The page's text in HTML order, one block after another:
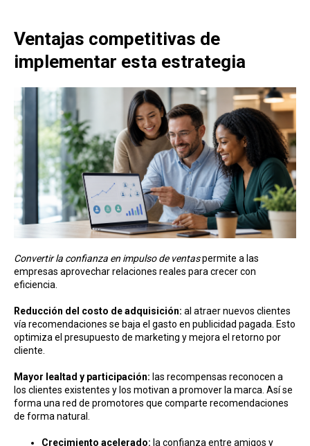
Ventajas competitivas de
implementar esta estrategia
Convertir la confianza en impulso de ventaspermite a las
empresas aprovechar relaciones reales para crecer con
eficiencia.
Reducción del costo d e adquisición: al atraer nuevos clientes
vía recomendaciones se baja el gasto en publicidad pagada. Esto
optimiza el presupuesto de marketing y mejora el retorno por
cliente.
Mayor lealtad y participación: las recompensas reconocen a
los clientes existentes y los motivan a promover la marca. Así se
forma una red de promotores que comparte recomendaciones
de forma natural.
Crecimiento acelerado: la confianza entre amigos y